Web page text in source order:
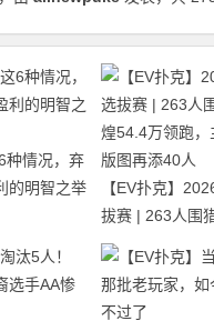
种情况，弃
的明智之举
【EV扑克】
拔赛 | 263人围
54.4万领跑，主
图再添40人